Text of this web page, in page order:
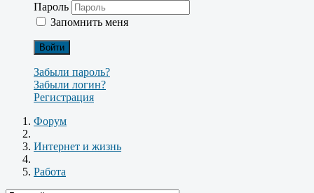
Пароль
Запомнить меня
Войти
Забыли пароль?
Забыли логин?
Регистрация
Форум
Интернет и жизнь
Работа